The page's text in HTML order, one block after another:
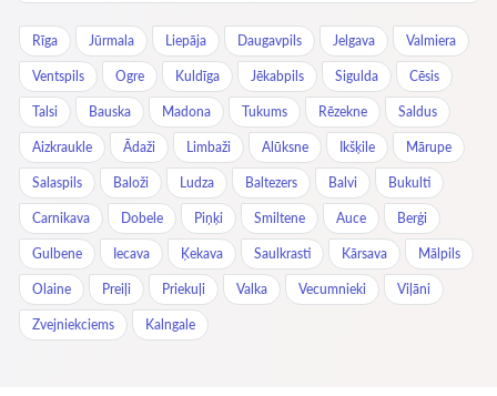
Rīga Jūrmala Liepāja Daugavpils Jelgava Valmiera
Ventspils Ogre Kuldīga Jēkabpils Sigulda Cēsis
Talsi Bauska Madona Tukums Rēzekne Saldus
Aizkraukle Ādaži Limbaži Alūksne Ikšķile Mārupe
Salaspils Baloži Ludza Baltezers Balvi Bukulti
Carnikava Dobele Piņķi Smiltene Auce Berģi
Gulbene Iecava Ķekava Saulkrasti Kārsava Mālpils
Olaine Preiļi Priekuļi Valka Vecumnieki Viļāni
Zvejniekciems Kalngale